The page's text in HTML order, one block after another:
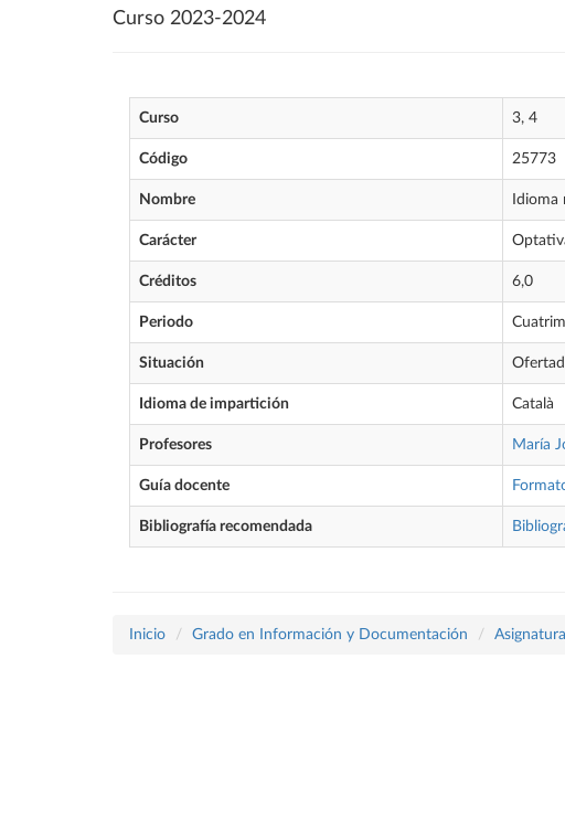
Curso 2023-2024
Curso 3, 4
Código 25773
Nombre
Carácter
Créditos 6,0
Periodo
Situación
Idioma de impartición Català
Profesores María
Guía docente
Bibliografía recomendada
Inicio Grado en Información y Documentación